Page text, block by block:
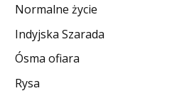
PATRONATY
WYWIADY
RECENZJE
Normalne życie
Indyjska Szarada
Ósma ofiara
Rysa